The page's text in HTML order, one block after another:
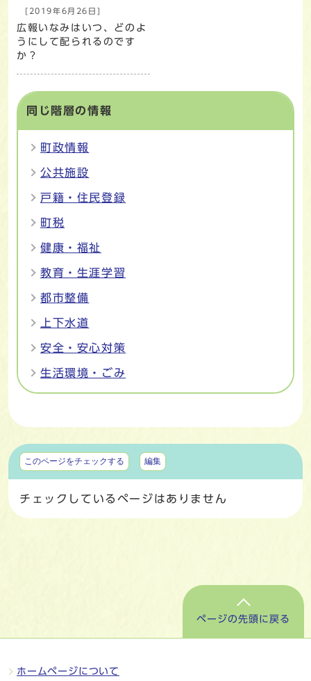
[2019年6月26日]
広報いなみはいつ、どのよ
うにして配られるのです
か？
同じ階層の情報
町政情報
公共施設
戸籍・住民登録
町税
健康・福祉
教育・生涯学習
都市整備
上下水道
安全・安心対策
生活環境・ごみ
マイページ
このページをチェックする 編集
チェックしているページはありません
ページの先頭に戻る
ホームページについて